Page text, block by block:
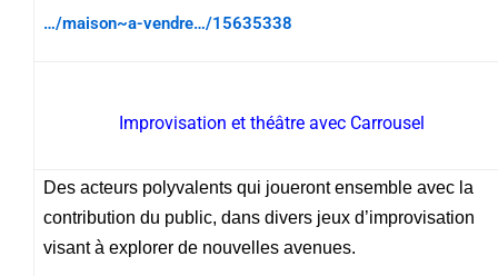
…/maison~a-vendre…/15635338
Improvisation et théâtre avec Carrousel
Des acteurs polyvalents qui joueront ensemble avec la
contribution du public, dans divers jeux d’improvisation
visant à explorer de nouvelles avenues.